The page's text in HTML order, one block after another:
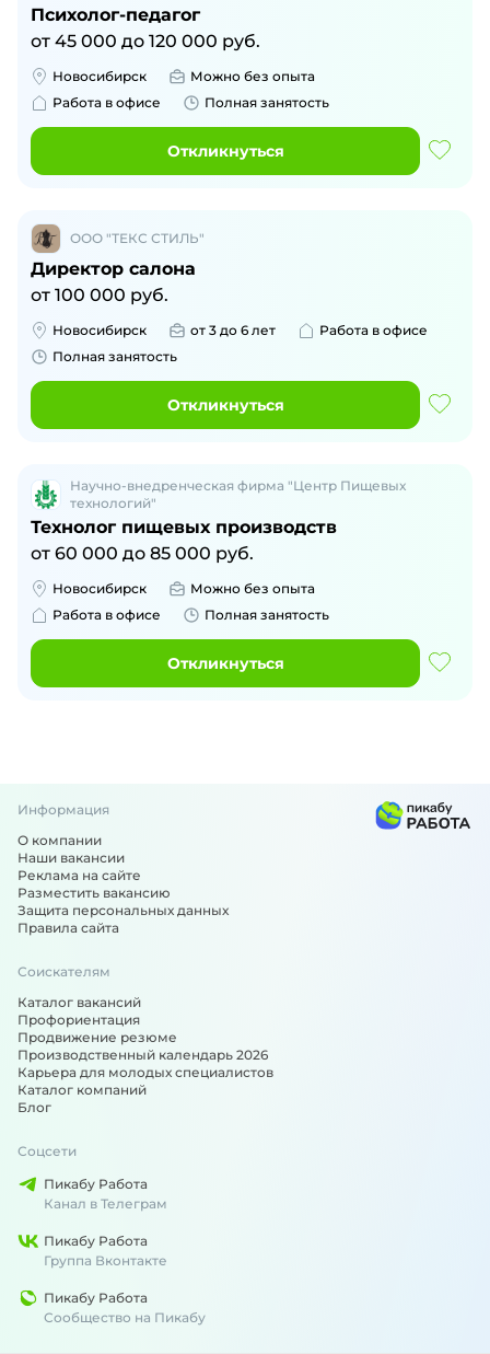
Психолог-педагог
от 45 000 до 120 000 руб.
Новосибирск
Можно без опыта
Работа в офисе
Полная занятость
Откликнуться
ООО "ТЕКС СТИЛЬ"
Директор салона
от 100 000 руб.
Новосибирск от 3 до 6 лет
Работа в офисе
Полная занятость
Откликнуться
Научно-внедренческая фирма "Центр Пищевых
технологий"
Технолог пищевых производств
от 60 000 до 85 000 руб.
Новосибирск
Можно без опыта
Работа в офисе
Полная занятость
Откликнуться
Информация
О компании
Наши вакансии
Реклама на сайте
Разместить вакансию
Защита персональных данных
Правила сайта
Соискателям
Каталог вакансий
Профориентация
Продвижение резюме
Производственный календарь 2026
Карьера для молодых специалистов
Каталог компаний
Блог
Соцсети
Пикабу Работа
Канал в Телеграм
Пикабу Работа
Группа Вконтакте
Пикабу Работа
Сообщество на Пикабу